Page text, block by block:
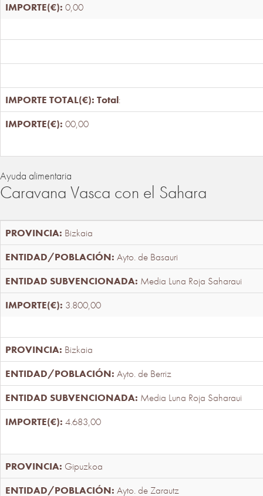
0,00
Total:
00,00
Ayuda alimentaria
Caravana Vasca con el Sahara
Bizkaia
Ayto. de Basauri
Media Luna Roja Saharaui
3.800,00
Bizkaia
Ayto. de Berriz
Media Luna Roja Saharaui
4.683,00
Gipuzkoa
Ayto. de Zarautz